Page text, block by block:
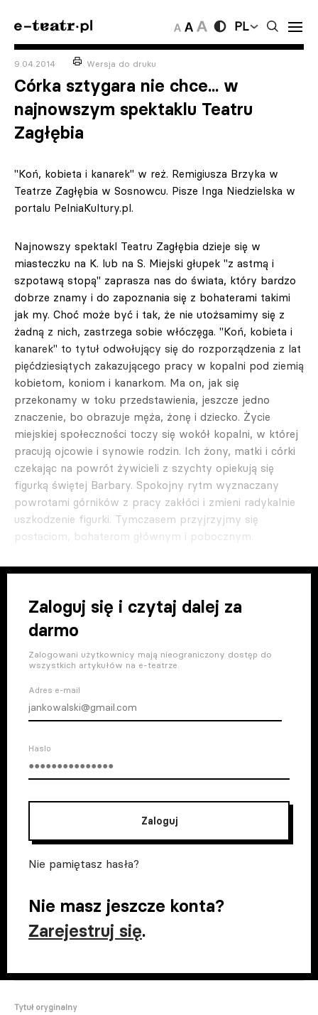
PL
9.04.2014 Wersja do druku
Córka sztygara nie chce... w
najnowszym spektaklu Teatru
Zagłębia
"Koń, kobieta i kanarek" w reż. Remigiusza Brzyka w
Teatrze Zagłębia w Sosnowcu. Pisze Inga Niedzielska w
portalu PelniaKultury.pl.
Najnowszy spektakl Teatru Zagłębia dzieje się w
miasteczku na K. lub na S. Miejski głupek "z astmą i
szpotawą stopą" zaprasza nas do świata, który bardzo
dobrze znamy i do zapoznania się z bohaterami takimi
jak my. Choć może być i tak, że nie utożsamimy się z
żadną z nich, zastrzega sobie włóczęga. "Koń, kobieta i
kanarek" to tytuł odwołujący się do rozporządzenia z lat
pięćdziesiątych zakazującego pracy w kopalni pod ziemią
kobietom, koniom i kanarkom. Ma on, jak się
przekonamy w toku przedstawienia, jeszcze jedno
znaczenie, bo obrazuje męża, żonę i dziecko. Życie
miejskiej społeczności toczy się wokół kopalni, w której
pracują ojcowie i synowie rodzin. Ich żony, matki i córki
czekając na powrót żywicieli z szychty opiekują się
figurką świętej Barbary. Spokojny rytm wyznaczany
powrotami górników z pracy zakłóci i zmieni radykalnie
uszkodzenie figurki. Tymczasem przyjrzyjmy się
postaciom, bohaterom głównym i pobocznym.
Zaloguj się i czytaj dalej za
darmo
Zalogowani użytkownicy mają nieograniczony dostęp do
wszystkich artykułów na e-teatrze.
Adres e-mail
Haslo
Zaloguj
Nie pamiętasz hasła?
Nie masz jeszcze konta?
Zarejestruj się.
Tytuł oryginalny